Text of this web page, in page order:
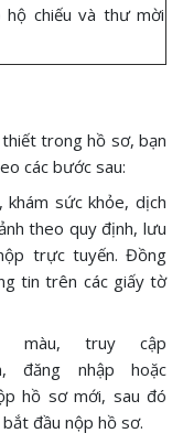
hộ chiếu và thư mời
trong hồ sơ, bạn
các bước sau:
khám sức khỏe, dịch
theo quy định, lưu
trực tuyến. Đồng
tin trên các giấy tờ
màu, truy cập
đăng nhập hoặc
hồ sơ mới, sau đó
đầu nộp hồ sơ.